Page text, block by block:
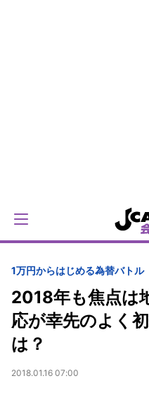
1万円からはじめる為替バト
2018年も焦点
応が幸先のよく
は？
2018.01.16 07:00